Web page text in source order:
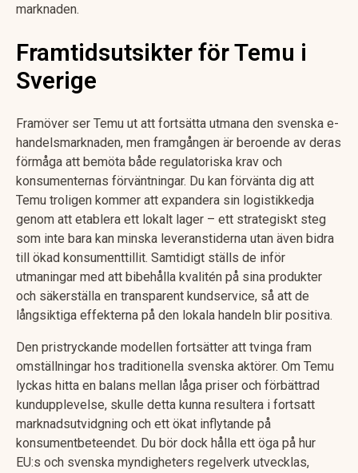
marknaden.
Framtidsutsikter för Temu i
Sverige
Framöver ser Temu ut att fortsätta utmana den svenska e-
handelsmarknaden, men framgången är beroende av deras
förmåga att bemöta både regulatoriska krav och
konsumenternas förväntningar. Du kan förvänta dig att
Temu troligen kommer att expandera sin logistikkedja
genom att etablera ett lokalt lager – ett strategiskt steg
som inte bara kan minska leveranstiderna utan även bidra
till ökad konsumenttillit. Samtidigt ställs de inför
utmaningar med att bibehålla kvalitén på sina produkter
och säkerställa en transparent kundservice, så att de
långsiktiga effekterna på den lokala handeln blir positiva.
Den pristryckande modellen fortsätter att tvinga fram
omställningar hos traditionella svenska aktörer. Om Temu
lyckas hitta en balans mellan låga priser och förbättrad
kundupplevelse, skulle detta kunna resultera i fortsatt
marknadsutvidgning och ett ökat inflytande på
konsumentbeteendet. Du bör dock hålla ett öga på hur
EU:s och svenska myndigheters regelverk utvecklas,